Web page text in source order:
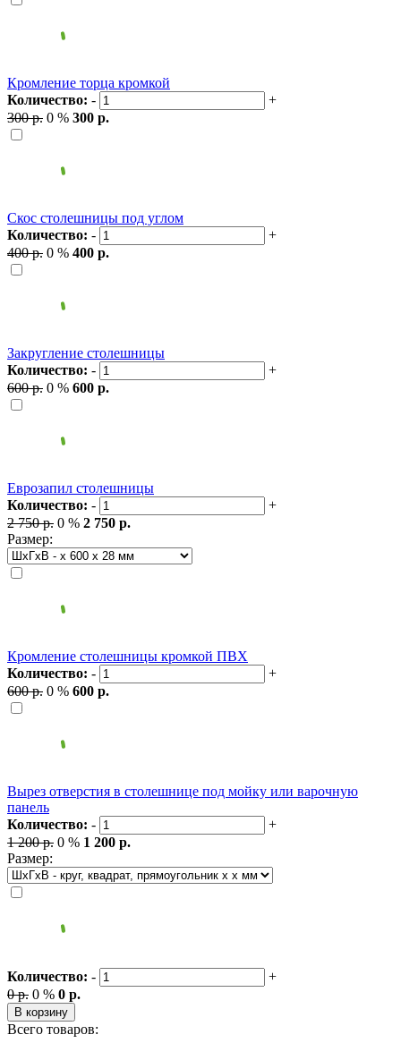
Кромление торца кромкой
Количество: -
+
300 р. 0 % 300 р.
Скос столешницы под углом
Количество: -
+
400 р. 0 % 400 р.
Закругление столешницы
Количество: -
+
600 р. 0 % 600 р.
Еврозапил столешницы
Количество: -
+
2 750 р. 0 % 2 750 р.
Размер:
Кромление столешницы кромкой ПВХ
Количество: -
+
600 р. 0 % 600 р.
Вырез отверстия в столешнице под мойку или варочную
панель
Количество: -
+
1 200 р. 0 % 1 200 р.
Размер:
Количество: -
+
0 р. 0 % 0 р.
В корзину
Всего товаров: